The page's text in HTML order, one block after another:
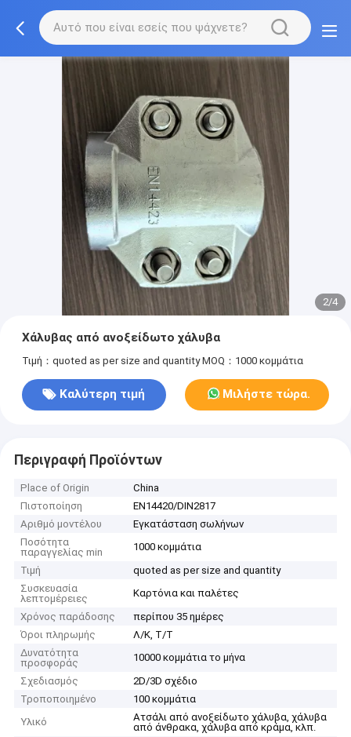
2/4
Χάλυβας από ανοξείδωτο χάλυβα
Τιμή：quoted as per size and quantity MOQ：1000 κομμάτια
Καλύτερη τιμή Μιλήστε τώρα.
Περιγραφή Προϊόντων
Place of Origin
China
Πιστοποίηση
EN14420/DIN2817
Αριθμό μοντέλου
Εγκατάσταση σωλήνων
Ποσότητα
παραγγελίας min
1000 κομμάτια
Τιμή
quoted as per size and quantity
Συσκευασία
λεπτομέρειες
Καρτόνια και παλέτες
Χρόνος παράδοσης
περίπου 35 ημέρες
Όροι πληρωμής
Λ/Κ, Τ/Τ
Δυνατότητα
προσφοράς
10000 κομμάτια το μήνα
Σχεδιασμός
2D/3D σχέδιο
Τροποποιημένο
100 κομμάτια
Υλικό
Ατσάλι από ανοξείδωτο χάλυβα, χάλυβα
από άνθρακα, χάλυβα από κράμα, κλπ.